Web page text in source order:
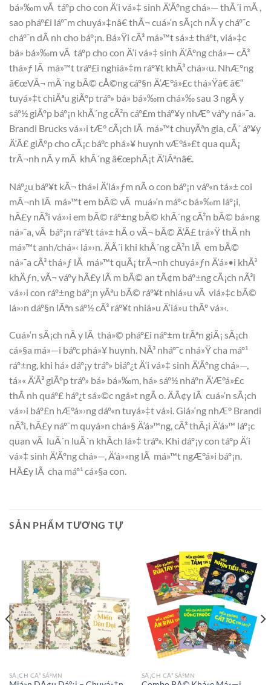
bá»‰m vÃ táº­p cho con Ä‘i vá»‡ sinh Ä‘Ãºng chá»— thÃ´i mÃ ,
sao pháº£i láº¯m chuyá»‡nâ€ thÃ¬ cuá»‘n sÃ¡ch nÃ y cháº¯c
cháº¯n dÃ nh cho báº¡n. Bá»Ÿi cÃ³ má»™t sá»± tháº­t, viá»‡c
bá» bá»‰m vÃ táº­p cho con Ä‘i vá»‡ sinh Ä‘Ãºng chá»— cÃ³
thá»ƒ lÃ má»™t tráº£i nghiá»‡m ráº¥t khÃ³ chá»‹u. NhÆ°ng
â€œVÃ¬ mÃ´ng bÃ© cÅ©ng cáº§n Ä‘Æ°á»£c thá»Ÿâ€ â€“
tuyá»‡t chiÃªu giÃºp tráº» bá» bá»‰m chá»‰ sau 3 ngÃ y
sáº½ giÃºp báº¡n khÃ´ng cÃ²n cáº£m tháº¥y nhÆ° váº­y ná»¯a.
Brandi Brucks vá»›i tÆ° cÃ¡ch lÃ má»™t chuyÃªn gia, cÃ´ áº¥y
Ä‘Ã£ giÃºp cho cÃ¡c báº­c phá»¥ huynh vÆ°á»£t qua quÃ¡
trÃ¬nh nÃ y mÃ khÃ´ng â€œphÃ¡t Ä‘iÃªnâ€.
Náº¿u báº¥t kÃ¬ thá»i Ä‘iá»ƒm nÃ o con báº¡n váº«n tá»± coi
mÃ¬nh lÃ má»™t em bÃ© vÃ muá»‘n máº·c bá»‰m láº¡i,
hÃ£y nÃ³i vá»›i em bÃ© ráº±ng bÃ© khÃ´ng cÃ²n bÃ© bá»ng
ná»¯a, vÃ báº¡n ráº¥t tá»± hÃ o vÃ¬ bÃ© Ä‘Ã£ trá»Ÿ thÃ nh
má»™t anh/chá»‹ lá»›n. ÄÃ´i khi khÃ´ng cÃ²n lÃ em bÃ©
ná»¯a cÃ³ thá»ƒ lÃ má»™t quÃ¡ trÃ¬nh chuyá»ƒn Ä‘á»•i khÃ³
khÄƒn, vÃ¬ váº­y hÃ£y lÃ m bÃ© an tÃ¢m báº±ng cÃ¡ch nÃ³i
vá»›i con ráº±ng báº¡n yÃªu bÃ© ráº¥t nhiá»u vÃ viá»‡c bÃ©
lá»›n dáº§n lÃªn sáº½ cÃ³ ráº¥t nhiá»u Ä‘iá»u thÃº vá»‹.
Cuá»‘n sÃ¡ch nÃ y lÃ thá»© pháº£i náº±m trÃªn giÃ¡ sÃ¡ch
cá»§a má»—i báº­c phá»¥ huynh. NÃ³ nháº¯c nhá»Ÿ cha máº¹
ráº±ng, khi há» dáº¡y tráº» biáº¿t Ä‘i vá»‡ sinh Ä‘Ãºng chá»—,
tá»« Ä‘Ã³ giÃºp tráº» bá» bá»‰m, há» sáº½ nháº­n Ä‘Æ°á»£c
thÃ nh quáº£ háº¿t sá»©c ngá»t ngÃ o. ÄÃ¢y lÃ cuá»‘n sÃ¡ch
vá»›i báº£n hÆ°á»›ng dáº«n tuyá»‡t vá»i. Giá»‘ng nhÆ° Brandi
nÃ³i, hÃ£y náº¯m quyá»n chá»§ Ä‘á»™ng, cÃ³ thÃ¡i Ä‘á»™ láº¡c
quan vÃ luÃ´n luÃ´n khÃ­ch lá»‡ tráº». Khi dáº¡y con táº­p Ä‘i
vá»‡ sinh Ä‘Ãºng chá»—, Ä‘á»«ng lÃ má»™t ngÆ°á»i báº¡n.
HÃ£y lÃ cha máº¹ cá»§a con.
SẢN PHẨM TƯƠNG TỰ
SÃ¡CH CÃ³ SÁºΜN SÃ¡CH CÃ³ SÁºΜN